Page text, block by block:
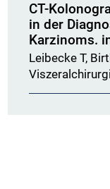
CT-
in der
Karzinoms.
Leibecke T,